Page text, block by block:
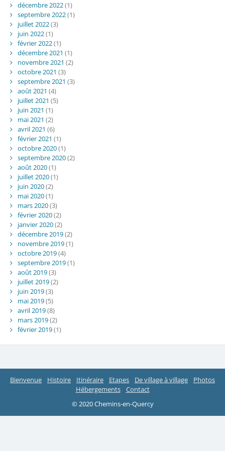
décembre 2022(1)
septembre 2022(1)
juillet 2022(3)
juin 2022(1)
février 2022(1)
décembre 2021 (1)
novembre 2021 (2)
octobre 2021 (3)
septembre 2021 (3)
août 2021 (4)
juillet 2021 (5)
juin 2021 (1)
mai 2021 (2)
avril 2021 (6)
février 2021 (1)
octobre 2020(1)
septembre 2020(2)
août 2020(1)
juillet 2020(1)
juin 2020(2)
mai 2020(1)
mars 2020(3)
février 2020(2)
janvier 2020(2)
décembre 2019(2)
novembre 2019(1)
octobre 2019(4)
septembre 2019(1)
août 2019(3)
juillet 2019(2)
juin 2019(3)
mai 2019(5)
avril 2019(8)
mars 2019(2)
février 2019(1)
Bienvenue Histoire Itinéraire Etapes De village à village
Photos
Hébergements
Contact
© 2020 Chemins-en-Quercy